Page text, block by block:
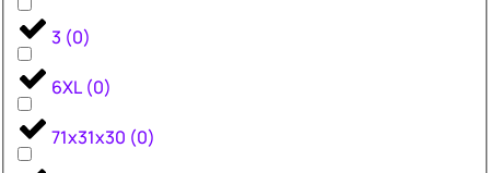
3 (0)
6XL (0)
71x31x30 (0)